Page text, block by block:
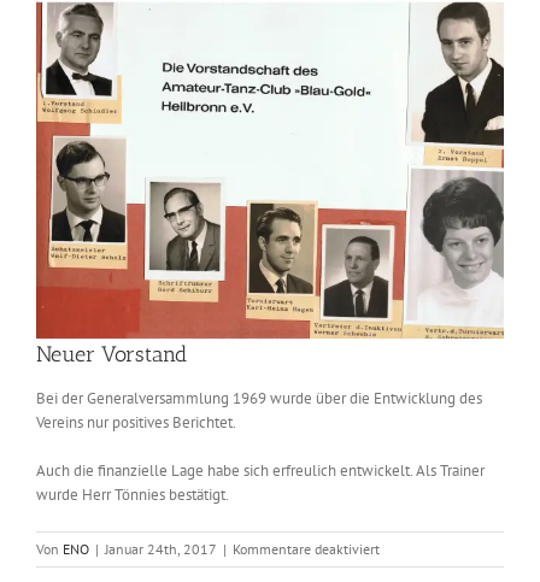
Zeige
grösseres
Bild
Neuer Vorstand
Bei der Generalversammlung 1969 wurde über die Entwicklung des
Vereins nur positives Berichtet.
Auch die finanzielle Lage habe sich erfreulich entwickelt. Als Trainer
wurde Herr Tönnies bestätigt.
Von ENO | Januar 24th, 2017 | Kommentare deaktiviertfür
Neuer